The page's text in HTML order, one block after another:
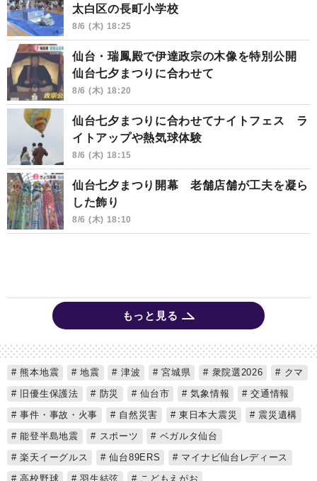
太白区の長町小学校
8/6 (木) 18:25
仙台・瑞鳳殿で伊達政宗の木像を特別公開
仙台七夕まつりに合わせて
8/6 (木) 18:20
仙台七夕まつりに合わせてナイトフェス ラ
イトアップや熱気球体験
8/6 (木) 18:15
仙台七夕まつり開幕 老舗店舗が工夫を凝ら
した飾り
8/6 (木) 18:10
もっと見る
熊本地震 地震 津波 宮城県 衆院選2026
クマ
旧優生保護法
防災 仙台市 気象情報
交通情報
事件・事故・火事
自然災害 東日本大震災
震災遺構
能登半島地震
スポーツ
ベガルタ仙台
楽天イーグルス
仙台89ERS
マイナビ仙台レディース
高校野球
羽生結弦
こどもえがお